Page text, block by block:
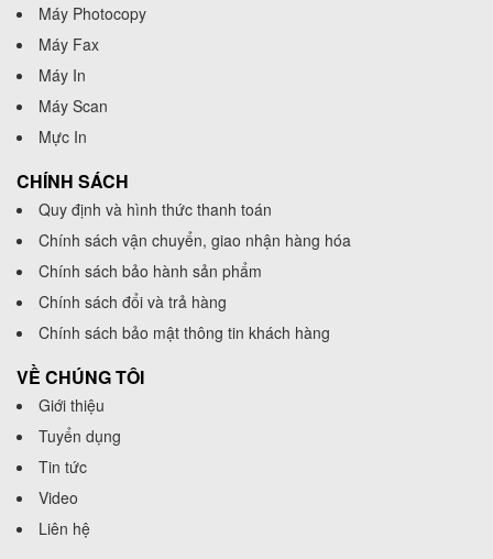
Máy Photocopy
Máy Fax
Máy In
Máy Scan
Mực In
CHÍNH SÁCH
Quy định và hình thức thanh toán
Chính sách vận chuyển, giao nhận hàng hóa
Chính sách bảo hành sản phẩm
Chính sách đổi và trả hàng
Chính sách bảo mật thông tin khách hàng
VỀ CHÚNG TÔI
Giới thiệu
Tuyển dụng
Tin tức
Video
Liên hệ